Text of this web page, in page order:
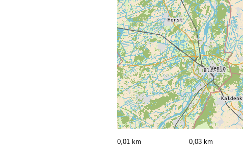
0,01 km 0,03 km